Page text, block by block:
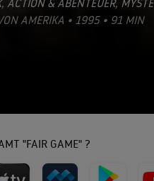
, ACTION & ABENTEUER,
AMERIKA • 1995 • 91 MIN
"FAIR GAME" ?